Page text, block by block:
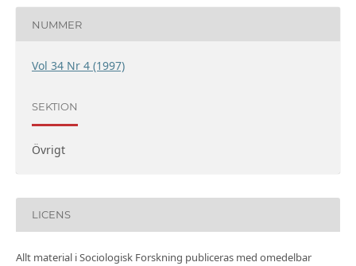
NUMMER
Vol 34 Nr 4 (1997)
SEKTION
Övrigt
LICENS
Allt material i Sociologisk Forskning publiceras med omedelbar